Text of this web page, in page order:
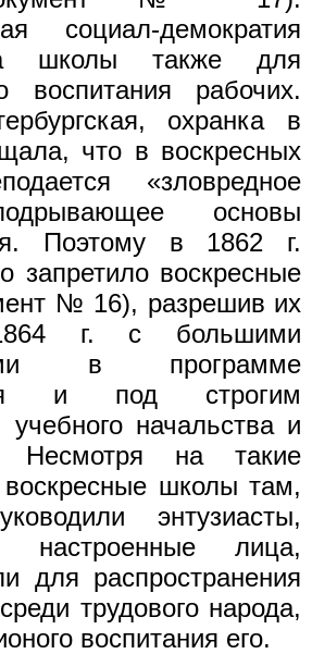
социал-демократия
школы также для
воспитания рабочих.
охранка в
что в воскресных
«зловредное
основы
Поэтому в 1862 г.
запретило воскресные
№ 16), разрешив их
г. с большими
в программе
и под строгим
начальства и
Несмотря на такие
воскресные школы там,
энтузиасты,
настроенные лица,
для распространения
трудового народа,
воспитания его.